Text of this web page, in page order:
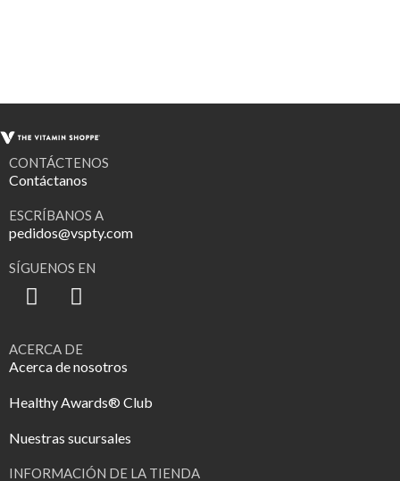
CONTÁCTENOS
Contáctanos
ESCRÍBANOS A
pedidos@vspty.com
SÍGUENOS EN
ACERCA DE
Acerca de nosotros
Healthy Awards® Club
Nuestras sucursales
INFORMACIÓN DE LA TIENDA